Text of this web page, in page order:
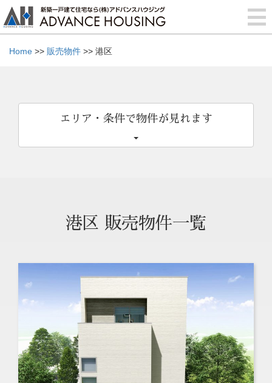
Home >> 販売物件 >> 港区
エリア・条件で物件が見れます
港区 販売物件一覧